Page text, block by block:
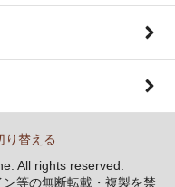
り替える
All rights reserved.
等の無断転載・複製を禁